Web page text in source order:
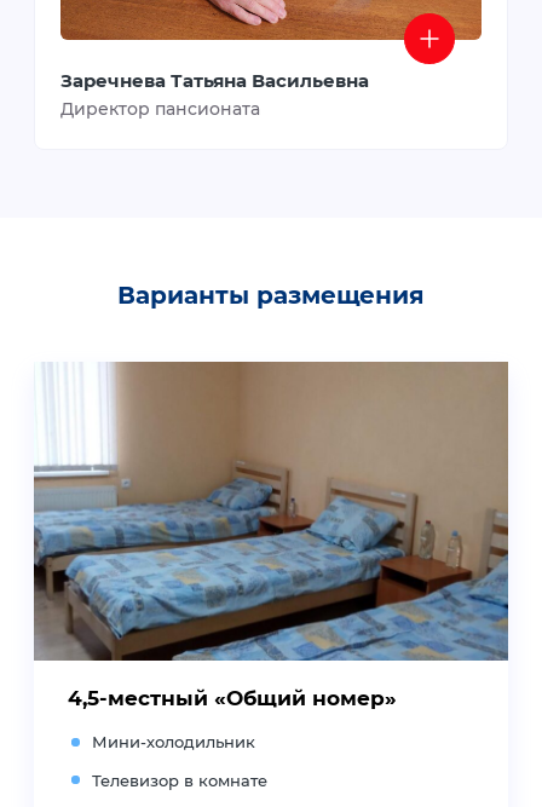
Заречнева Татьяна Васильевна
Директор пансионата
Варианты размещения
4,5-местный «Общий номер»
Мини-холодильник
Телевизор в комнате